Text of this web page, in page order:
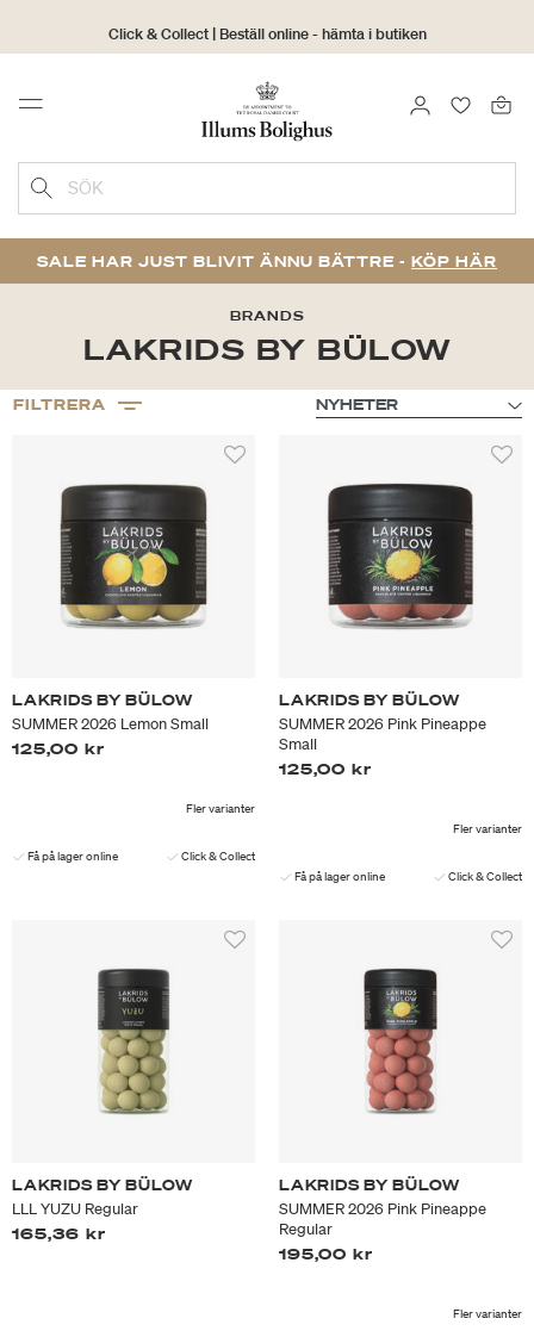
Click & Collect | Beställ online - hämta i butiken
30 dagars returrätt
Menu LOGGA IN
SÖK
SALE HAR JUST BLIVIT ÄNNU BÄTTRE - KÖP HÄR
BRANDS
LAKRIDS BY BÜLOW
FILTRERA
LAKRIDS BY BÜLOW
SUMMER 2026 Lemon Small
125,00 kr
Fler varianter
Få på lager online Click & Collect
LAKRIDS BY BÜLOW
SUMMER 2026 Pink Pineappe
Small
125,00 kr
Fler varianter
Få på lager online Click & Collect
LAKRIDS BY BÜLOW
LLL YUZU Regular
165,36 kr
LAKRIDS BY BÜLOW
SUMMER 2026 Pink Pineappe
Regular
195,00 kr
Fler varianter